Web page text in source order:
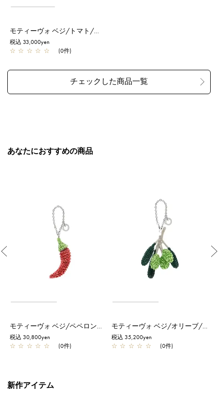
税込 33,000yen
☆ ☆ ☆ ☆ ☆ (0件)
あなたにおすすめの商品
モティーヴォ ベジ/ペペロンチーノ/レッド
税込 30,800yen
☆ ☆ ☆ ☆ ☆ (0件)
モティーヴォ ベジ/オリーブ/シャンパングリーン
税込 35,200yen
☆ ☆ ☆ ☆ ☆ (0件)
新作アイテム